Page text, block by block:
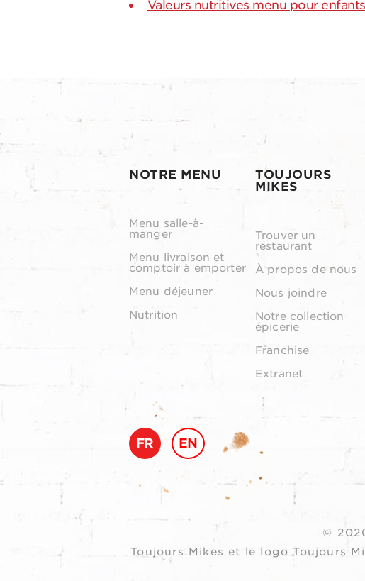
Valeurs nutritives menu pour enfants
NOTRE MENU
Menu salle-à-
manger
Menu livraison et
comptoir à emporter
Menu déjeuner
Nutrition
TOUJOURS
MIKES
Trouver un
restaurant
À propos de nous
Nous joindre
Notre collection
épicerie
Franchise
Extranet
FR EN
©
Toujours Mikes et le logo Toujours